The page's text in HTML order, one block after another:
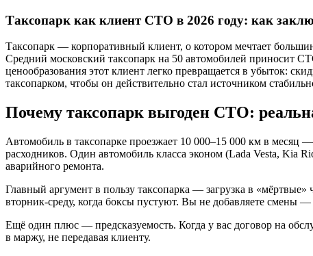
Таксопарк как клиент СТО в 2026 году: как
Таксопарк — корпоративный клиент, о котором мечтает
Средний московский таксопарк на 50 автомобилей приносит
ценообразования этот клиент легко превращается в убыток:
таксопарком, чтобы он действительно стал источником
Почему таксопарк выгоден СТО:
Автомобиль в таксопарке проезжает 10 000–15 000 км в месяц
расходников. Один автомобиль класса эконом (Lada Vesta, Kia
аварийного ремонта.
Главный аргумент в пользу таксопарка — загрузка в
вторник-среду, когда боксы пустуют. Вы не добавляете смены
Ещё один плюс — предсказуемость. Когда у вас договор на
в маржу, не передавая клиенту.